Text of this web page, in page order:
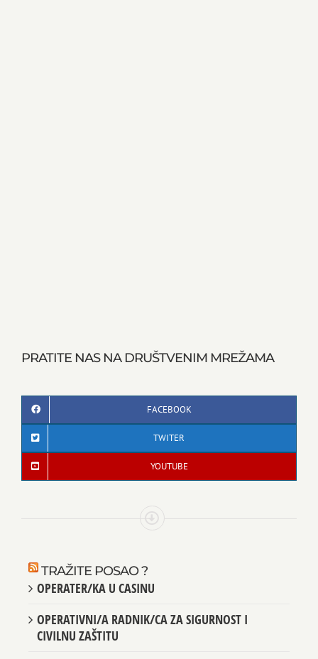
PRATITE NAS NA DRUŠTVENIM MREŽAMA
FACEBOOK
TWITER
YOUTUBE
TRAŽITE POSAO ?
OPERATER/KA U CASINU
OPERATIVNI/A RADNIK/CA ZA SIGURNOST I
CIVILNU ZAŠTITU